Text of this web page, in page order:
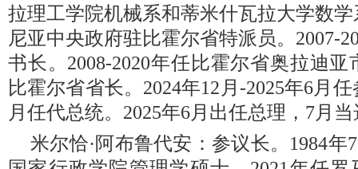
拉理工学院机械系和蒂米什瓦拉大学数学
尼亚中央政府驻比霍尔省特派员。2007-
书长。2008-2020年任比霍尔省奥拉迪亚
比霍尔省省长。2024年12月-2025年6月
月任代总统。2025年6月出任总理，7月
米尔恰·阿布鲁代安：参议长。1984年